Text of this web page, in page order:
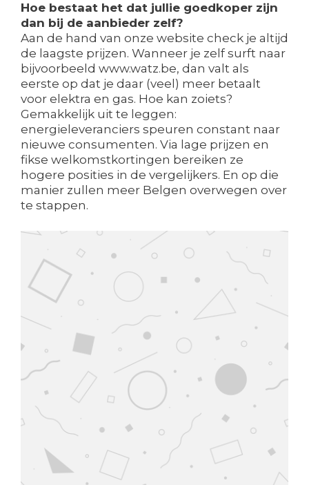
Hoe bestaat het dat jullie goedkoper zijn
dan bij de aanbieder zelf?
Aan de hand van onze website check je altijd
de laagste prijzen. Wanneer je zelf surft naar
bijvoorbeeld www.watz.be, dan valt als
eerste op dat je daar (veel) meer betaalt
voor elektra en gas. Hoe kan zoiets?
Gemakkelijk uit te leggen:
energieleveranciers speuren constant naar
nieuwe consumenten. Via lage prijzen en
fikse welkomstkortingen bereiken ze
hogere posities in de vergelijkers. En op die
manier zullen meer Belgen overwegen over
te stappen.